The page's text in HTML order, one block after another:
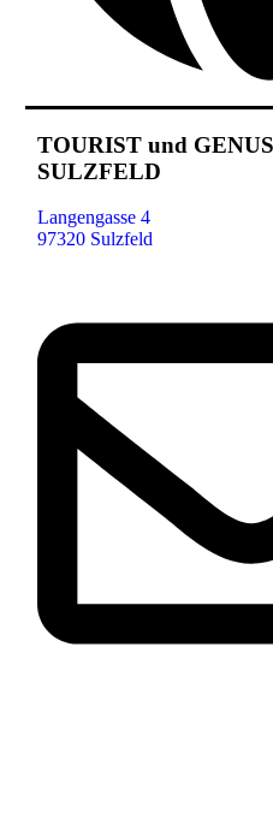
TOURIST und
SULZFELD
Langengasse 4
97320 Sulzfeld